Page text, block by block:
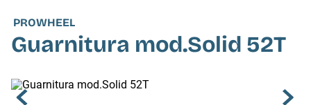
PROWHEEL
Guarnitura mod.Solid 52T